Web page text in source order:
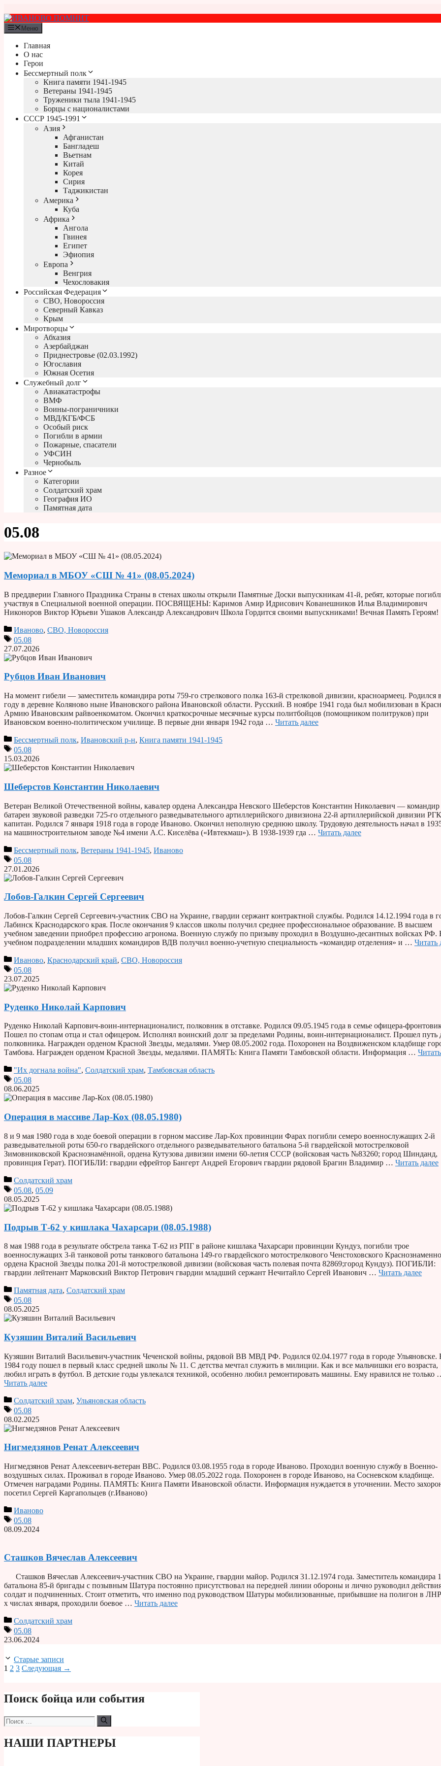
к
содержимому
Меню
Главная
О нас
Герои
Бессмертный полк
Книга памяти 1941-1945
Ветераны 1941-1945
Труженики тыла 1941-1945
Борцы с националистами
СССР 1945-1991
Азия
Афганистан
Бангладеш
Вьетнам
Китай
Корея
Сирия
Таджикистан
Америка
Куба
Африка
Ангола
Гвинея
Египет
Эфиопия
Европа
Венгрия
Чехословакия
Российская Федерация
СВО, Новороссия
Северный Кавказ
Крым
Миротворцы
Абхазия
Азербайджан
Приднестровье (02.03.1992)
Югославия
Южная Осетия
Служебный долг
Авиакатастрофы
ВМФ
Воины-пограничники
МВД/КГБ/ФСБ
Особый риск
Погибли в армии
Пожарные, спасатели
УФСИН
Чернобыль
Разное
Категории
Солдатский храм
География ИО
Памятная дата
05.08
Мемориал в МБОУ «СШ № 41» (08.05.2024)
В преддверии Главного Праздника Страны в стенах школы открыли Памятные Доски выпускникам 41-й, ребят, которые
участвуя в Специальной военной операции. ПОСВЯЩЕНЫ: Каримов Амир Идрисович Кованешников Илья Владимирович
Никоноров Виктор Юрьеви Ушаков Александр Александрович Школа Гордится своими выпускниками! Вечная Память Героям!
Иваново, СВО, Новороссия
05.08
27.07.2026
Рубцов Иван Иванович
На момент гибели — заместитель командира роты 759-го стрелкового полка 163-й стрелковой дивизии, красноармеец. Родился
году в деревне Коляново ныне Ивановского района Ивановской области. Русский. В ноябре 1941 года был мобилизован в
Армию Ивановским райвоенкоматом. Окончил краткосрочные месячные курсы политбойцов (помощником политруков) при
Ивановском военно-политическом училище. В первые дни января 1942 года … Читать далее
Бессмертный полк, Ивановский р-н, Книга памяти 1941-1945
05.08
15.03.2026
Шеберстов Константин Николаевич
Ветеран Великой Отечественной войны, кавалер ордена Александра Невского Шеберстов Константин Николаевич — командир
батареи звуковой разведки 725-го отдельного разведывательного артиллерийского дивизиона 22-й артиллерийской дивизии
капитан. Родился 7 января 1918 года в городе Иваново. Окончил неполную среднюю школу. Трудовую деятельность начал в
на машиностроительном заводе №4 имени А.С. Киселёва («Ивтекмаш»). В 1938-1939 гда … Читать далее
Бессмертный полк, Ветераны 1941-1945, Иваново
05.08
27.01.2026
Лобов-Галкин Сергей Сергеевич
Лобов-Галкин Сергей Сергеевич-участник СВО на Украине, гвардии сержант контрактной службы. Родился 14.12.1994 года в
Лабинск Краснодарского края. После окончания 9 классов школы получил среднее профессиональное образование. В высшем
учебном заведении приобрел профессию агронома. Военную службу по призыву проходил в Воздушно-десантных войсках РФ.
учебном подразделении младших командиров ВДВ получил военно-учетную специальность «командир отделения» и … Читать
Иваново, Краснодарский край, СВО, Новороссия
05.08
23.07.2025
Руденко Николай Карпович
Руденко Николай Карпович-воин-интернационалист, полковник в отставке. Родился 09.05.1945 года в семье офицера-
Пошел по стопам отца и стал офицером. Исполнял воинский долг за пределами Родины, воин-интернационалист. Прошел путь
полковника. Награжден орденом Красной Звезды, медалями. Умер 08.05.2002 года. Похоронен на Воздвиженском кладбище
Тамбова. Награжден орденом Красной Звезды, медалями. ПАМЯТЬ: Книга Памяти Тамбовской области. Информация …
"Их догнала война", Солдатский храм, Тамбовская область
05.08
08.06.2025
Операция в массиве Лар-Кох (08.05.1980)
8 и 9 мая 1980 года в ходе боевой операции в горном массиве Лар-Кох провинции Фарах погибли семеро военнослужащих 2-й
разведывательной роты 650-го гвардейского отдельного разведывательного батальона 5-й гвардейской мотострелковой
Зимовниковской Краснознамённой, ордена Кутузова дивизии имени 60-летия СССР (войсковая часть №83260; город Шинданд,
провинция Герат). ПОГИБЛИ: гвардии ефрейтор Бангерт Андрей Егорович гвардии рядовой Брагин Владимир … Читать далее
Солдатский храм
05.08, 05.09
08.05.2025
Подрыв Т-62 у кишлака Чахарсари (08.05.1988)
8 мая 1988 года в результате обстрела танка Т-62 из РПГ в районе кишлака Чахарсари провинции Кундуз, погибли трое
военнослужащих 3-й танковой роты танкового батальона 149-го гвардейского мотострелкового Ченстоховского
ордена Красной Звезды полка 201-й мотострелковой дивизии (войсковая часть полевая почта 82869;город Кундуз). ПОГИБЛИ:
гвардии лейтенант Марковский Виктор Петрович гвардии младший сержант Нечитайло Сергей Иванович … Читать далее
Памятная дата, Солдатский храм
05.08
08.05.2025
Кузяшин Виталий Васильевич
Кузяшин Виталий Васильевич-участник Чеченской войны, рядовой ВВ МВД РФ. Родился 02.04.1977 года в городе Ульяновске.
1984 году пошел в первый класс средней школы № 11. С детства мечтал служить в милиции. Как и все мальчишки его возраста,
любил играть в футбол. В детские годы увлекался техникой, особенно любил ремонтировать машины. Ему нравился не только
Читать далее
Солдатский храм, Ульяновская область
05.08
08.02.2025
Нигмедзянов Ренат Алексеевич
Нигмедзянов Ренат Алексеевич-ветеран ВВС. Родился 03.08.1955 года в городе Иваново. Проходил военную службу в Военно-
воздушных силах. Проживал в городе Иваново. Умер 08.05.2022 года. Похоронен в городе Иваново, на Сосневском кладбище.
Отмечен наградами Родины. ПАМЯТЬ: Книга Памяти Ивановской области. Информация нуждается в уточнении. Место
посетил Сергей Каргапольцев (г.Иваново)
Иваново
05.08
08.09.2024
Сташков Вячеслав Алексеевич
Сташков Вячеслав Алексеевич-участник СВО на Украине, гвардии майор. Родился 31.12.1974 года. Заместитель командира
батальона 85-й бригады с позывным Шатура постоянно присутствовал на передней линии обороны и лично руководил
солдат и подчиненных. Стоит отметить, что именно под руководством Шатуры мобилизованные, прибывшие на полигон в
х числах января, проходили боевое … Читать далее
Солдатский храм
05.08
23.06.2024
Старые записи
Страница
1 Страница
2 Страница
3 Следующая →
Поиск бойца или события
Поиск:
НАШИ ПАРТНЕРЫ